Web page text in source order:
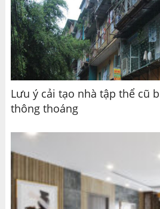
Lưu ý cải tạo nhà tập thể cũ
thông thoáng